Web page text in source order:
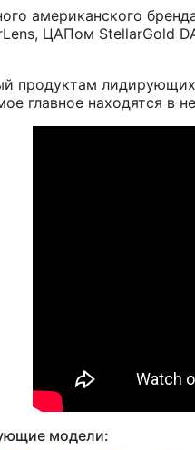
американского
ЦАПом StellarGold
продуктам
главное находятся в
модели: